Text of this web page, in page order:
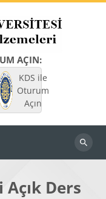
AÇIN:
KDS ile
Oturum
Açın
Dersleri
Ders